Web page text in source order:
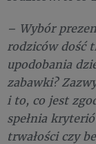
– Wybór
rodziców dość
upodobania
zabawki?
i to, co jest
spełnia
trwałości czy